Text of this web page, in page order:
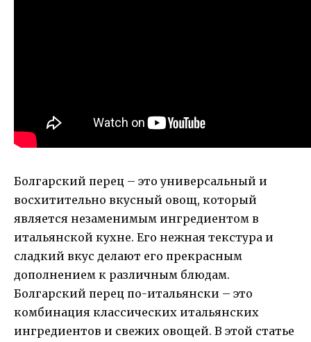
Болгарский перец – это универсальный и
восхитительно вкусный овощ, который
является незаменимым ингредиентом в
итальянской кухне. Его нежная текстура и
сладкий вкус делают его прекрасным
дополнением к различным блюдам.
Болгарский перец по-итальянски – это
комбинация классических итальянских
ингредиентов и свежих овощей. В этой статье